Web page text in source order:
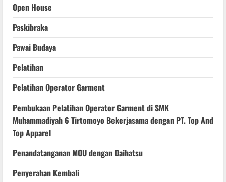
Open House
Paskibraka
Pawai Budaya
Pelatihan
Pelatihan Operator Garment
Pembukaan Pelatihan Operator Garment di SMK
Muhammadiyah 6 Tirtomoyo Bekerjasama dengan PT. Top And
Top Apparel
Penandatanganan MOU dengan Daihatsu
Penyerahan Kembali